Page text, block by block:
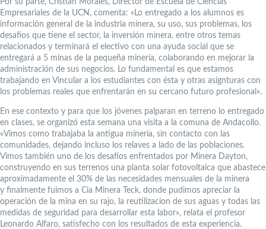
Empresariales de la UCN, comenta: «Lo entregado a los alumnos es
información general de la industria minera, su uso, sus problemas, los
desafíos que tiene el sector, la inversión minera, entre otros temas
relacionados y terminará el electivo con una ayuda social que se
entregará a 5 minas de la pequeña minería, colaborando en mejorar la
administración de sus negocios. Lo fundamental es que estamos
trabajando en Vincular a los estudiantes con ésta y otras asignturas con
los problemas reales que enfrentarán en su cercano futuro profesional».
En ese contexto y para que los jóvenes palparan en terreno lo entregado
en clases, se organizó esta semana una visita a la comuna de Andacollo.
«Vimos como trabajaba la antigua minería, sin contacto con las
comunidades, dejando incluso los relaves a lado de las poblaciones.
Vimos también uno de los desafíos enfrentados por Minera Dayton,
construyendo en sus terrenos una planta solar fotovoltaica que abastece
aproximadamente el 30% de las necesidades mensuales de la minera
y finalmente fuimos a Cia Minera Teck, donde pudimos apreciar la
operación de la mina en su rajo, la reutilizacion de sus aguas y todas las
medidas de seguridad para desarrollar esta labor», relata el profesor
Leonardo Alfaro, satisfecho con los resultados de esta experiencia.